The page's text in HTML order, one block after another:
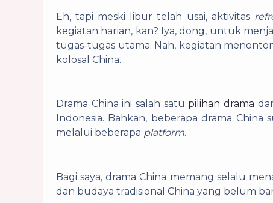
Eh, tapi meski libur telah usai, aktivitas
kegiatan harian, kan? Iya, dong, untuk
tugas-tugas utama. Nah, kegiatan
kolosal China.
Drama China ini salah satu pilihan drama
Indonesia. Bahkan, beberapa drama
melalui beberapa platform.
Bagi saya, drama China memang selalu
dan budaya tradisional China yang belum